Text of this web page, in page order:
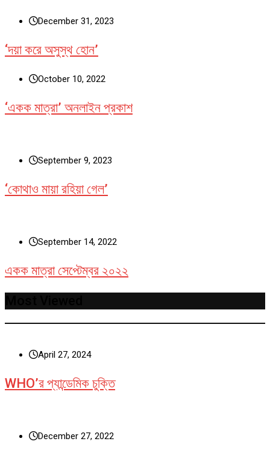
December 31, 2023
‘দয়া করে অসুস্থ হোন’
October 10, 2022
‘একক মাত্রা’ অনলাইন প্রকাশ
September 9, 2023
‘কোথাও মায়া রহিয়া গেল’
September 14, 2022
একক মাত্রা সেপ্টেম্বর ২০২২
April 27, 2024
WHO’র প্যান্ডেমিক চুক্তি
December 27, 2022